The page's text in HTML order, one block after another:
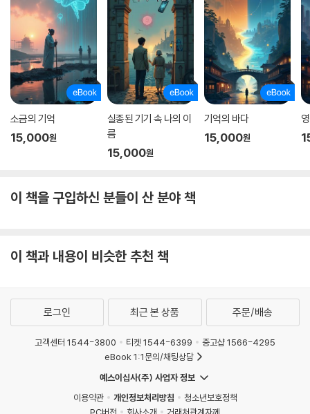
소금의 기억
15,000원
실종된 기기 속 나의 이
름
15,000원
기억의 바다
15,000원
이 책을 구입하신 분들이 산 분야 책
이 책과 내용이 비슷한 추천 책
로그인 최근 본 상품 주문/배송
고객센터 1544-3800 티켓 1544-6399
중고샵 1566-4295
eBook 1:1문의/채팅상담
예스이십사(주) 사업자 정보
이용약관
개인정보처리방침
청소년보호정책